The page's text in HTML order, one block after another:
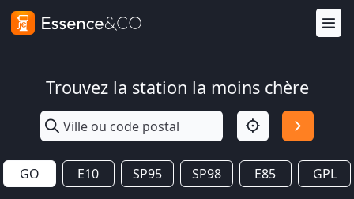
Trouvez la station la moins chère
GO E10 SP95 SP98 E85 GPL